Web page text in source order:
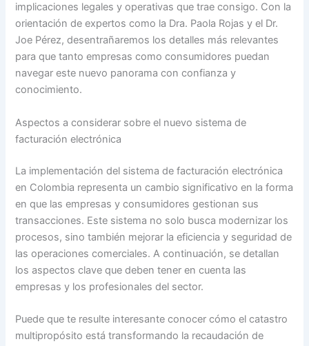
implicaciones legales y operativas que trae consigo. Con la
orientación de expertos como la Dra. Paola Rojas y el Dr.
Joe Pérez, desentrañaremos los detalles más relevantes
para que tanto empresas como consumidores puedan
navegar este nuevo panorama con confianza y
conocimiento.
Aspectos a considerar sobre el nuevo sistema de
facturación electrónica
La implementación del sistema de facturación electrónica
en Colombia representa un cambio significativo en la forma
en que las empresas y consumidores gestionan sus
transacciones. Este sistema no solo busca modernizar los
procesos, sino también mejorar la eficiencia y seguridad de
las operaciones comerciales. A continuación, se detallan
los aspectos clave que deben tener en cuenta las
empresas y los profesionales del sector.
Puede que te resulte interesante conocer cómo el catastro
multipropósito está transformando la recaudación de